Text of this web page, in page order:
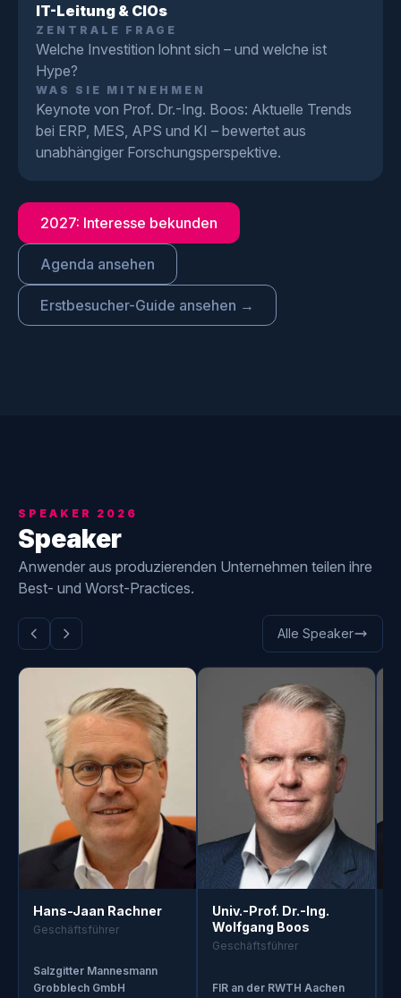
IT-Leitung & CIOs
ZENTRALE FRAGE
Welche Investition lohnt sich – und welche ist
Hype?
WAS SIE MITNEHMEN
Keynote von Prof. Dr.-Ing. Boos: Aktuelle Trends
bei ERP, MES, APS und KI – bewertet aus
unabhängiger Forschungsperspektive.
2027: Interesse bekunden
Agenda ansehen
Erstbesucher-Guide ansehen →
SPEAKER 2026
Speaker
Anwender aus produzierenden Unternehmen teilen ihre
Best- und Worst-Practices.
Alle Speaker
Hans-Jaan Rachner
Geschäftsführer
Salzgitter Mannesmann
Grobblech GmbH
Univ.-Prof. Dr.-Ing.
Wolfgang Boos
Geschäftsführer
FIR an der RWTH Aachen